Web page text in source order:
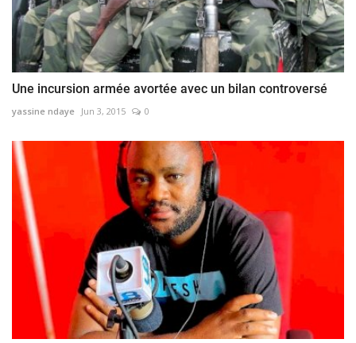
Une incursion armée avortée avec un bilan controversé
yassine ndaye Jun 3, 2015 0